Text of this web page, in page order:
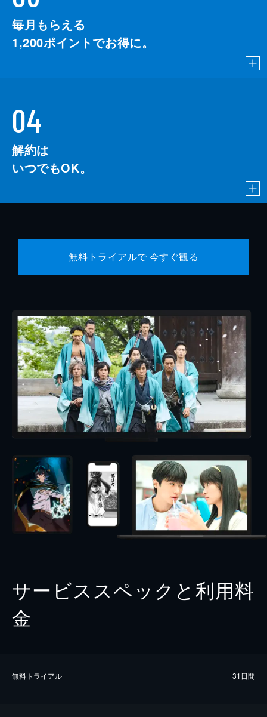
毎月もらえる
1,200ポイントでお得に。
04
解約は
いつでもOK。
無料トライアルで 今すぐ観る
サービススペックと利用料
金
無料トライアル 31日間